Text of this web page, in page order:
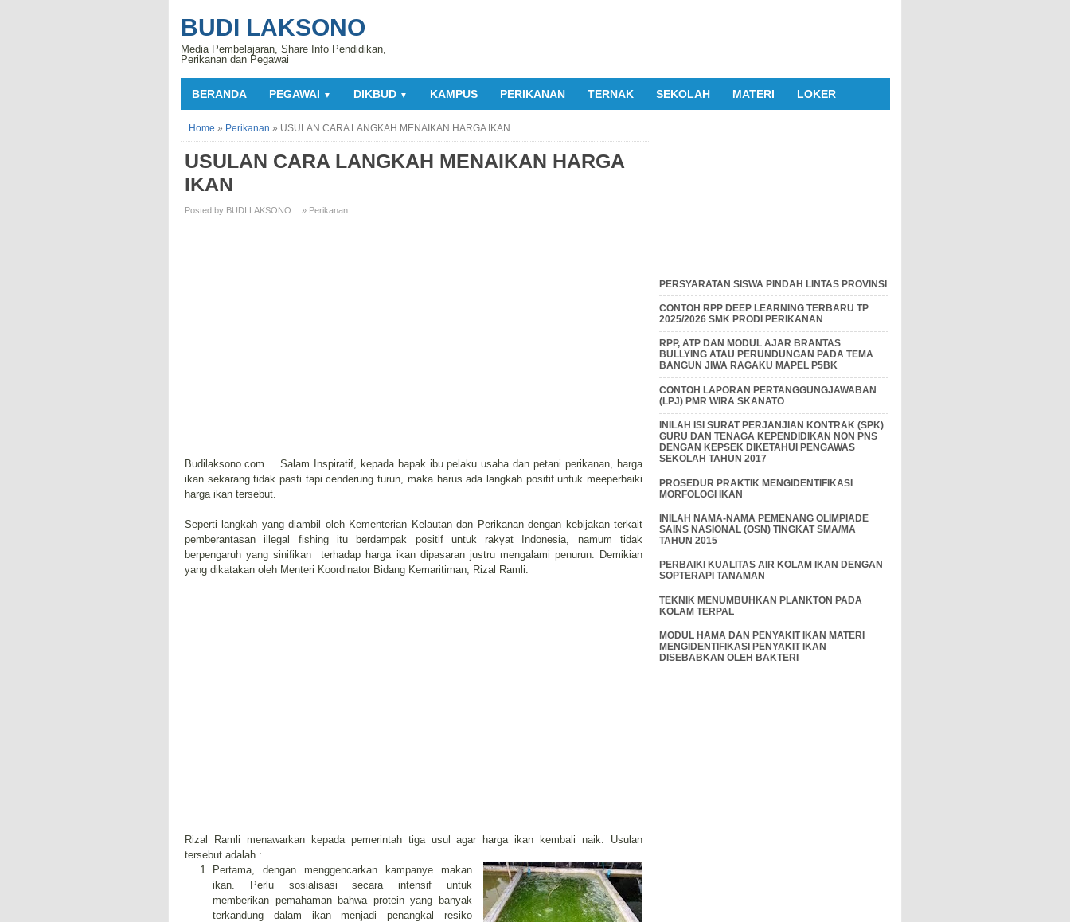
BUDI LAKSONO
Media Pembelajaran, Share Info Pendidikan,
Perikanan dan Pegawai
BERANDA PEGAWAI ▼ DIKBUD ▼ KAMPUS PERIKANAN TERNAK SEKOLAH MATERI LOKER
Home » Perikanan » USULAN CARA LANGKAH MENAIKAN HARGA IKAN
USULAN CARA LANGKAH MENAIKAN HARGA
IKAN
Posted by BUDI LAKSONO » Perikanan
Budilaksono.com.....Salam Inspiratif, kepada bapak ibu pelaku usaha dan petani perikanan, harga
ikan sekarang tidak pasti tapi cenderung turun, maka harus ada langkah positif untuk meeperbaiki
harga ikan tersebut.
Seperti langkah yang diambil oleh Kementerian Kelautan dan Perikanan dengan kebijakan terkait
pemberantasan illegal fishing itu berdampak positif untuk rakyat Indonesia, namum tidak
berpengaruh yang sinifikan terhadap harga ikan dipasaran justru mengalami penurun. Demikian
yang dikatakan oleh Menteri Koordinator Bidang Kemaritiman, Rizal Ramli.
Rizal Ramli menawarkan kepada pemerintah tiga usul agar harga ikan kembali naik. Usulan
tersebut adalah :
Pertama, dengan menggencarkan kampanye makan
ikan. Perlu sosialisasi secara intensif untuk
memberikan pemahaman bahwa protein yang banyak
terkandung dalam ikan menjadi penangkal resiko
PERSYARATAN SISWA PINDAH LINTAS PROVINSI
CONTOH RPP DEEP LEARNING TERBARU TP
2025/2026 SMK PRODI PERIKANAN
RPP, ATP DAN MODUL AJAR BRANTAS
BULLYING ATAU PERUNDUNGAN PADA TEMA
BANGUN JIWA RAGAKU MAPEL P5BK
CONTOH LAPORAN PERTANGGUNGJAWABAN
(LPJ) PMR WIRA SKANATO
INILAH ISI SURAT PERJANJIAN KONTRAK (SPK)
GURU DAN TENAGA KEPENDIDIKAN NON PNS
DENGAN KEPSEK DIKETAHUI PENGAWAS
SEKOLAH TAHUN 2017
PROSEDUR PRAKTIK MENGIDENTIFIKASI
MORFOLOGI IKAN
INILAH NAMA-NAMA PEMENANG OLIMPIADE
SAINS NASIONAL (OSN) TINGKAT SMA/MA
TAHUN 2015
PERBAIKI KUALITAS AIR KOLAM IKAN DENGAN
SOPTERAPI TANAMAN
TEKNIK MENUMBUHKAN PLANKTON PADA
KOLAM TERPAL
MODUL HAMA DAN PENYAKIT IKAN MATERI
MENGIDENTIFIKASI PENYAKIT IKAN
DISEBABKAN OLEH BAKTERI